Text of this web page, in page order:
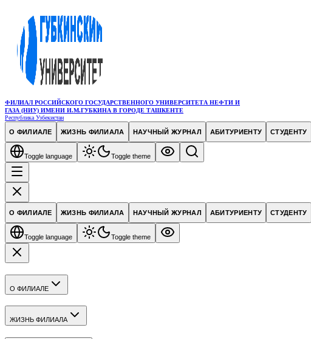
ФИЛИАЛ РОССИЙСКОГО ГОСУДАРСТВЕННОГО УНИВЕРСИТЕТА НЕФТИ И
ГАЗА (НИУ) ИМЕНИ И.М.ГУБКИНА В ГОРОДЕ ТАШКЕНТЕ
Республика Узбекистан
О ФИЛИАЛЕ ЖИЗНЬ ФИЛИАЛА НАУЧНЫЙ ЖУРНАЛ АБИТУРИЕНТУ СТУДЕНТУ
Toggle language Toggle theme
О ФИЛИАЛЕ ЖИЗНЬ ФИЛИАЛА НАУЧНЫЙ ЖУРНАЛ АБИТУРИЕНТУ СТУДЕНТУ
Toggle language Toggle theme
О ФИЛИАЛЕ
ЖИЗНЬ ФИЛИАЛА